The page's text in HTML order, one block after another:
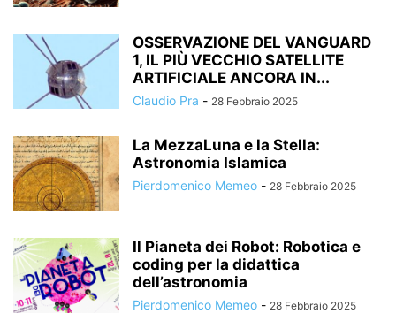
OSSERVAZIONE DEL VANGUARD
1, IL PIÙ VECCHIO SATELLITE
ARTIFICIALE ANCORA IN...
Claudio Pra - 28 Febbraio 2025
La MezzaLuna e la Stella:
Astronomia Islamica
Pierdomenico Memeo - 28 Febbraio 2025
Il Pianeta dei Robot: Robotica e
coding per la didattica
dell’astronomia
Pierdomenico Memeo - 28 Febbraio 2025